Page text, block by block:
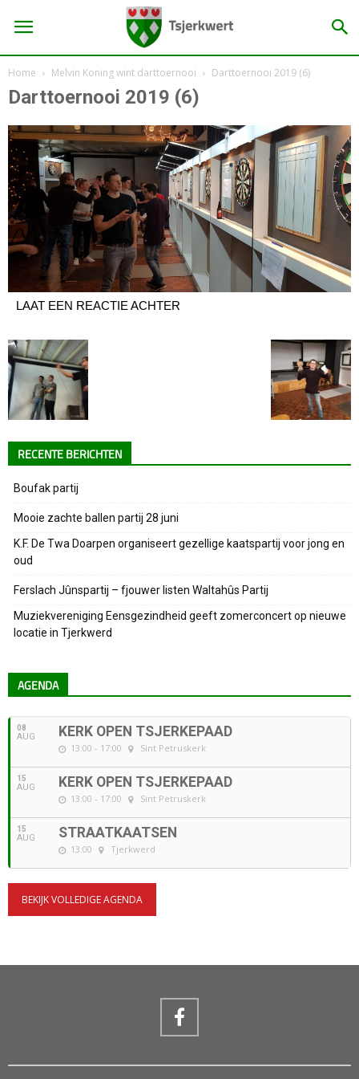
Home Melvin Koning wint darttoernooi Darttoernooi 2019 (6)
Darttoernooi 2019 (6)
LAAT EEN REACTIE ACHTER
RECENTE BERICHTEN
Boufak partij
Mooie zachte ballen partij 28 juni
K.F. De Twa Doarpen organiseert gezellige kaatspartij voor jong en
oud
Ferslach Jûnspartij – fjouwer listen Waltahûs Partij
Muziekvereniging Eensgezindheid geeft zomerconcert op nieuwe
locatie in Tjerkwerd
AGENDA
08
AUG KERK OPEN TSJERKEPAAD
13:00 - 17:00 Sint Petruskerk
15
AUG KERK OPEN TSJERKEPAAD
13:00 - 17:00 Sint Petruskerk
15
AUG STRAATKAATSEN
13:00 Tjerkwerd
BEKIJK VOLLEDIGE AGENDA